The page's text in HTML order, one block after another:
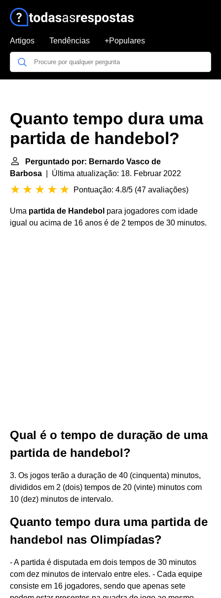
Artigos Tendências +Populares
Quanto tempo dura uma
partida de handebol?
Perguntado por: Bernardo Vasco de
Barbosa | Última atualização: 18. Februar 2022
Pontuação: 4.8/5 (47 avaliações)
Uma partida de Handebol para jogadores com idade
igual ou acima de 16 anos é de 2 tempos de 30 minutos.
Qual é o tempo de duração de uma
partida de handebol?
3. Os jogos terão a duração de 40 (cinquenta) minutos,
divididos em 2 (dois) tempos de 20 (vinte) minutos com
10 (dez) minutos de intervalo.
Quanto tempo dura uma partida de
handebol nas Olimpíadas?
- A partida é disputada em dois tempos de 30 minutos
com dez minutos de intervalo entre eles. - Cada equipe
consiste em 16 jogadores, sendo que apenas sete